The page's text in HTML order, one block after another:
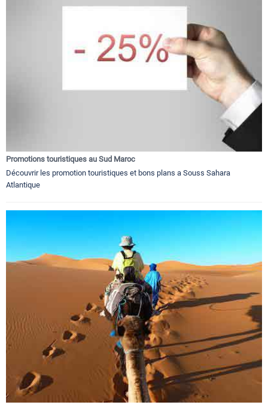
Promotions touristiques au Sud Maroc
Découvrir les promotion touristiques et bons plans a Souss Sahara
Atlantique